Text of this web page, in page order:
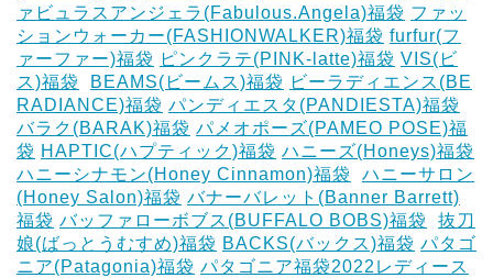
ァビュラスアンジェラ(Fabulous.Angela)福袋 ファッ
ションウォーカー(FASHIONWALKER)福袋 furfur(フ
ァーファー)福袋 ピンクラテ(PINK-latte)福袋 VIS(ビ
ス)福袋
BEAMS(ビームス)福袋 ビーラディエンス(BE
RADIANCE)福袋 パンディエスタ(PANDIESTA)福袋
バラク(BARAK)福袋 パメオポーズ(PAMEO POSE)福
袋 HAPTIC(ハプティック)福袋 ハニーズ(Honeys)福袋
ハニーシナモン(Honey Cinnamon)福袋
ハニーサロン
(Honey Salon)福袋 バナーバレット(Banner Barrett)
福袋 バッファローボブス(BUFFALO BOBS)福袋
抜刀
娘(ばっとうむすめ)福袋 BACKS(バックス)福袋 パタゴ
ニア(Patagonia)福袋 パタゴニア福袋2022レディース